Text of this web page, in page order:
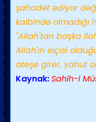
şahadet ediyor
kalbinde olmadığı
"Allah'tan başka
Allah'ın elçisi
ateşe girer, yahut
Kaynak:Sahih-i